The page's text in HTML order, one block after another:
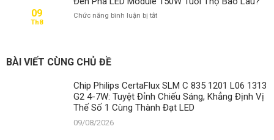
09
Th8
Chức năng bình luận bị tắtở
Thọ
Bao
Lâu?
BÀI VIẾT CÙNG CHỦ ĐỀ
Chip Philips CertaFlux SLM C 835 1201 L06 1313
G2 4-7W: Tuyệt Đỉnh Chiếu Sáng, Khẳng Định Vị
Thế Số 1 Cùng Thành Đạt LED
09/08/2026